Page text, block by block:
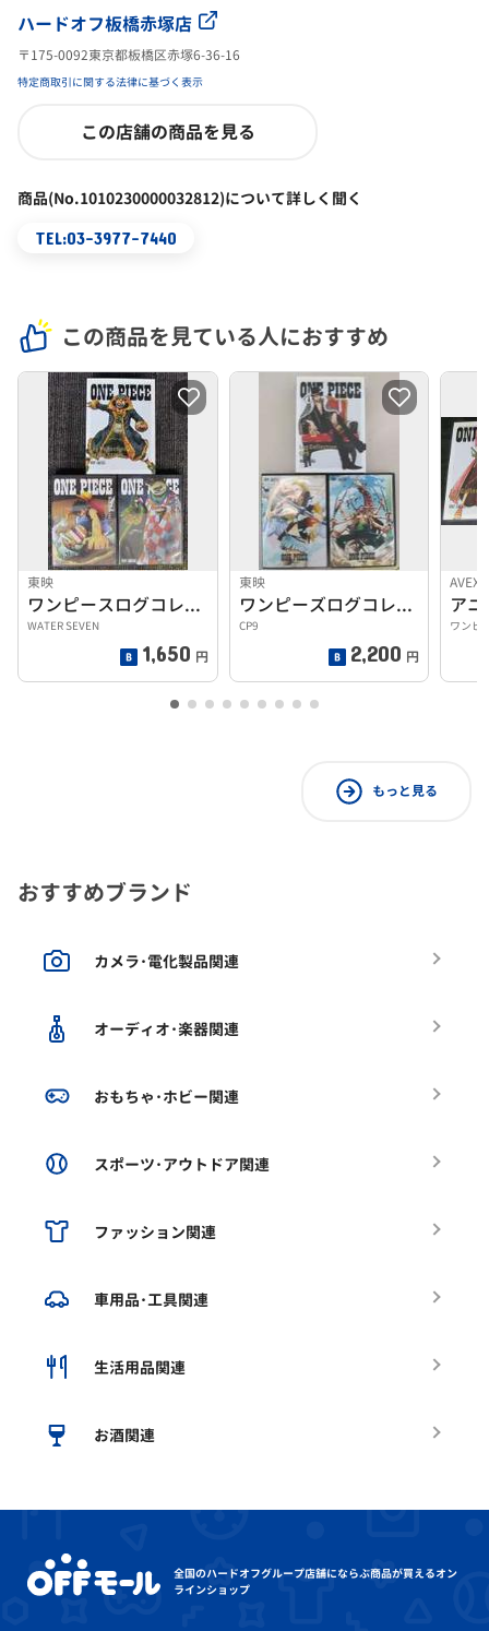
ハードオフ板橋赤塚店
〒175-0092東京都板橋区赤塚6-36-16
特定商取引に関する法律に基づく表示
この店舗の商品を見る
商品(No.1010230000032812)について詳しく聞く
TEL:03-3977-7440
この商品を見ている人におすすめ
東映
ワンピースログコレクション
WATER SEVEN
1,650 円
東映
ワンピーズログコレクション
CP9
2,200 円
AVEX
ア
ワンピ
もっと見る
おすすめブランド
カメラ･電化製品関連
オーディオ･楽器関連
おもちゃ･ホビー関連
スポーツ･アウトドア関連
ファッション関連
車用品･工具関連
生活用品関連
お酒関連
全国のハードオフグループ店舗にならぶ商品が買えるオン
ラインショップ